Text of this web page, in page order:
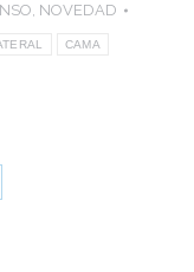
, NOVEDAD
CAMA